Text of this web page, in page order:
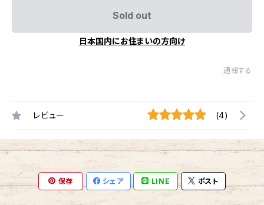
Sold out
日本国内にお住まいの方向け
通報する
レビュー (4)
保存 シェア LINE ポスト